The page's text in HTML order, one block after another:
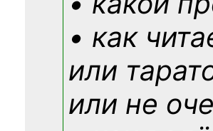
• как
или
или не